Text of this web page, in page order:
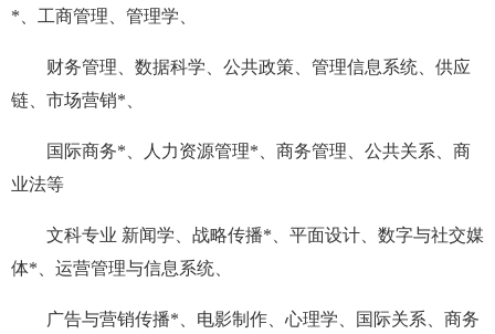
*、工商管理、管理学、
财务管理、数据科学、公共政策、管理信息系统、供应
链、市场营销*、
国际商务*、人力资源管理*、商务管理、公共关系、商
业法等
文科专业 新闻学、战略传播*、平面设计、数字与社交媒
体*、运营管理与信息系统、
广告与营销传播*、电影制作、心理学、国际关系、商务